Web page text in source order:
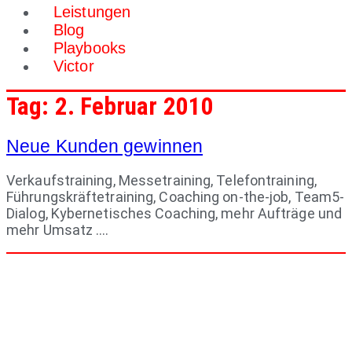
Leistungen
Blog
Playbooks
Victor
Tag: 2. Februar 2010
Neue Kunden gewinnen
Verkaufstraining, Messetraining, Telefontraining,
Führungskräftetraining, Coaching on-the-job, Team5-
Dialog, Kybernetisches Coaching, mehr Aufträge und
mehr Umsatz ….